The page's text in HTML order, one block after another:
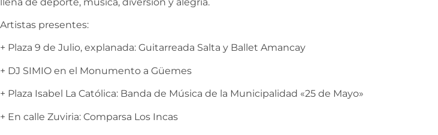
Artistas presentes:
+ Plaza 9 de Julio, explanada: Guitarreada Salta y Ballet Amancay
+ DJ SIMIO en el Monumento a Güemes
+ Plaza Isabel La Católica: Banda de Música de la Municipalidad «25 de Mayo»
+ En calle Zuviria: Comparsa Los Incas